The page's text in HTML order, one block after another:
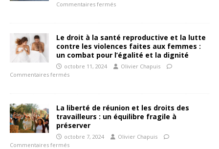
Commentaires fermés
Le droit à la santé reproductive et la lutte
contre les violences faites aux femmes :
un combat pour l’égalité et la dignité
octobre 11, 2024
Olivier Chapuis
Commentaires fermés
La liberté de réunion et les droits des
travailleurs : un équilibre fragile à
préserver
octobre 7, 2024
Olivier Chapuis
Commentaires fermés